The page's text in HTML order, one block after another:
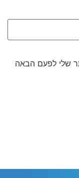
שלי לפעם הבאה